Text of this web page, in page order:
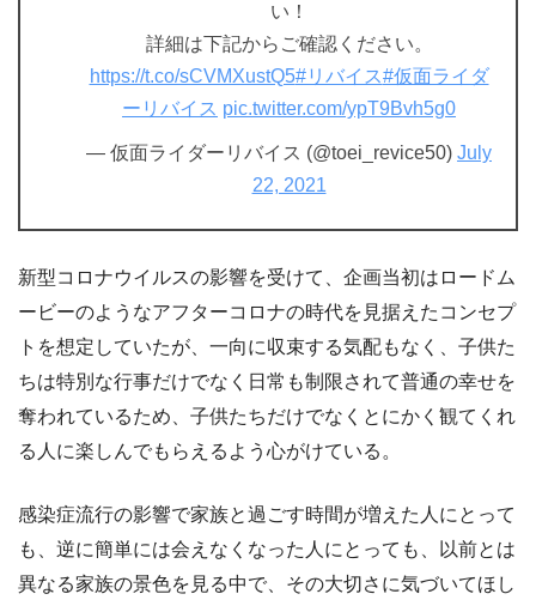
い！
詳細は下記からご確認ください。
https://t.co/sCVMXustQ5#リバイス#仮面ライダ
ーリバイス pic.twitter.com/ypT9Bvh5g0
— 仮面ライダーリバイス (@toei_revice50) July
22, 2021
新型コロナウイルスの影響を受けて、企画当初はロードム
ービーのようなアフターコロナの時代を見据えたコンセプ
トを想定していたが、一向に収束する気配もなく、子供た
ちは特別な行事だけでなく日常も制限されて普通の幸せを
奪われているため、子供たちだけでなくとにかく観てくれ
る人に楽しんでもらえるよう心がけている。
感染症流行の影響で家族と過ごす時間が増えた人にとって
も、逆に簡単には会えなくなった人にとっても、以前とは
異なる家族の景色を見る中で、その大切さに気づいてほし